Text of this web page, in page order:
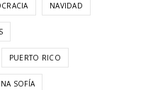
NAVIDAD
PUERTO RICO
SOFÍA